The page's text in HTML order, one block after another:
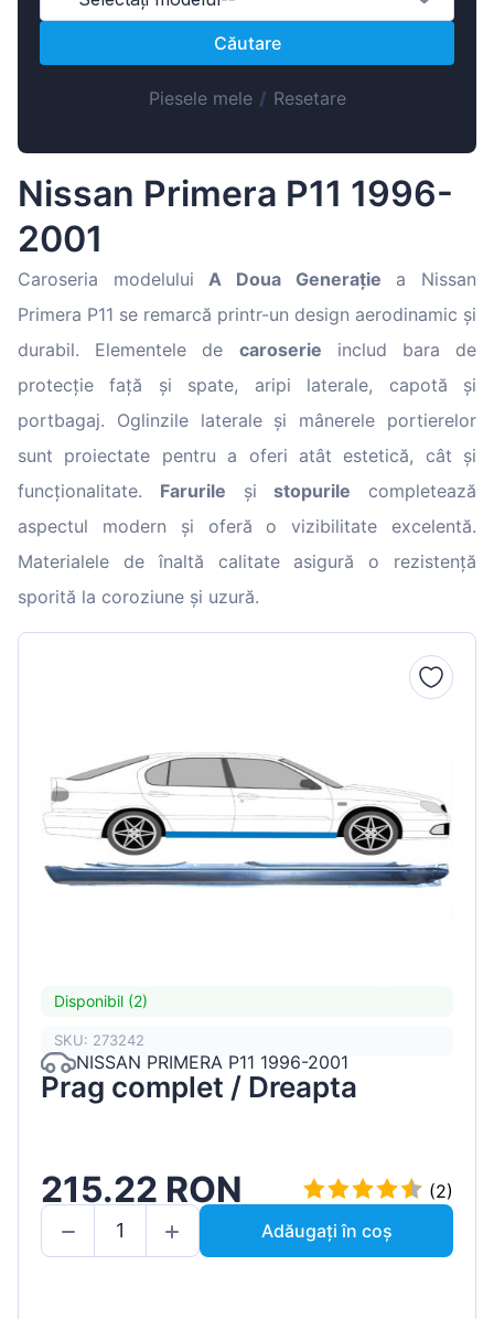
Lietuvių
Slovenian
Latvian
Căutare
Piesele mele/ Resetare
Nissan Primera P11 1996-
2001
Caroseria modelului A Doua Generație a Nissan
Primera P11 se remarcă printr-un design aerodinamic și
durabil. Elementele de caroserie includ bara de
protecție față și spate, aripi laterale, capotă și
portbagaj. Oglinzile laterale și mânerele portierelor
sunt proiectate pentru a oferi atât estetică, cât și
funcționalitate. Farurile șistopurile completează
aspectul modern și oferă o vizibilitate excelentă.
Materialele de înaltă calitate asigură o rezistență
sporită la coroziune și uzură.
Disponibil (2)
SKU: 273242
NISSAN PRIMERA P11 1996-2001
Prag complet / Dreapta
215.22 RON
(2)
Adăugați în coș